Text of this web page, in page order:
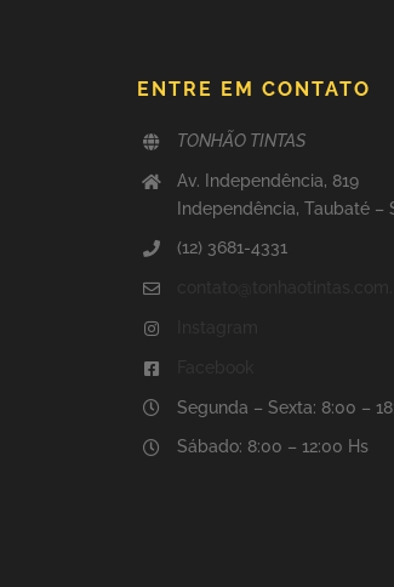
ENTRE EM CONTATO
TONHÃO TINTAS
Av. Independência, 819
Independência, Taubaté –
(12) 3681-4331
Segunda – Sexta: 8:00 –
Sábado: 8:00 – 12:00 Hs